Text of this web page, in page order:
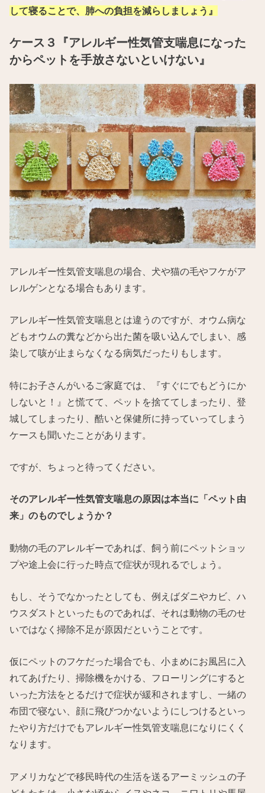
して寝ることで、肺への負担を減らしましょう』
ケース３『アレルギー性気管支喘息になった
からペットを手放さないといけない』
アレルギー性気管支喘息の場合、犬や猫の毛やフケがア
レルゲンとなる場合もあります。
アレルギー性気管支喘息とは違うのですが、オウム病な
どもオウムの糞などから出た菌を吸い込んでしまい、感
染して咳が止まらなくなる病気だったりもします。
特にお子さんがいるご家庭では、『すぐにでもどうにか
しないと！』と慌てて、ペットを捨ててしまったり、登
城してしまったり、酷いと保健所に持っていってしまう
ケースも聞いたことがあります。
ですが、ちょっと待ってください。
そのアレルギー性気管支喘息の原因は本当に「ペット由
来」のものでしょうか？
動物の毛のアレルギーであれば、飼う前にペットショッ
プや途上会に行った時点で症状が現れるでしょう。
もし、そうでなかったとしても、例えばダニやカビ、ハ
ウスダストといったものであれば、それは動物の毛のせ
いではなく掃除不足が原因だということです。
仮にペットのフケだった場合でも、小まめにお風呂に入
れてあげたり、掃除機をかける、フローリングにすると
いった方法をとるだけで症状が緩和されますし、一緒の
布団で寝ない、顔に飛びつかないようにしつけるといっ
たやり方だけでもアレルギー性気管支喘息になりにくく
なります。
アメリカなどで移民時代の生活を送るアーミッシュの子